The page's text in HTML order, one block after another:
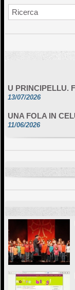
13/07/2026
11/06/2026
DA SCIMULÌ